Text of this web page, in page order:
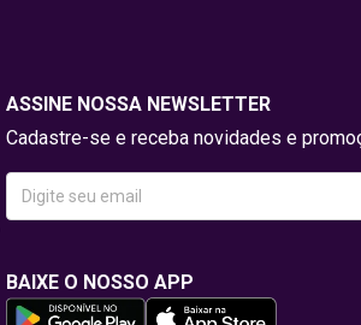
ASSINE NOSSA NEWSLETTER
Cadastre-se e receba novidades e
BAIXE O NOSSO APP